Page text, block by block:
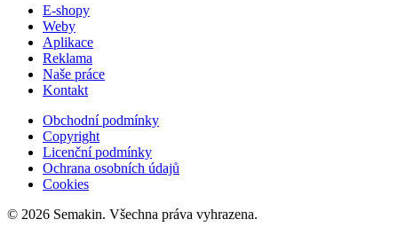
E-shopy
Weby
Aplikace
Reklama
Naše práce
Kontakt
Obchodní podmínky
Copyright
Licenční podmínky
Ochrana osobních údajů
Cookies
© 2026 Semakin. Všechna práva vyhrazena.